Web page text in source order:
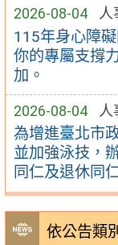
2026-08-04 人
115年身心障
你的專屬支撐
加。
2026-08-04 人
為增進臺北市
並加強泳技，
同仁及退休同
依公告類